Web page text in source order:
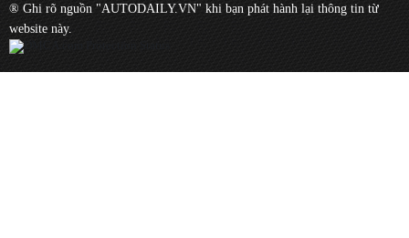
® Ghi rõ nguồn "AUTODAILY.VN" khi bạn phát hành lại thông tin từ
website này.